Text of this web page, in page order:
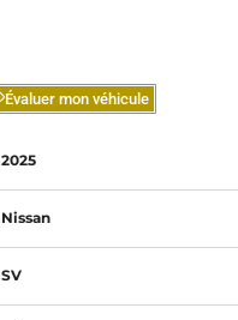
Évaluer mon véhicule
2025
Nissan
SV